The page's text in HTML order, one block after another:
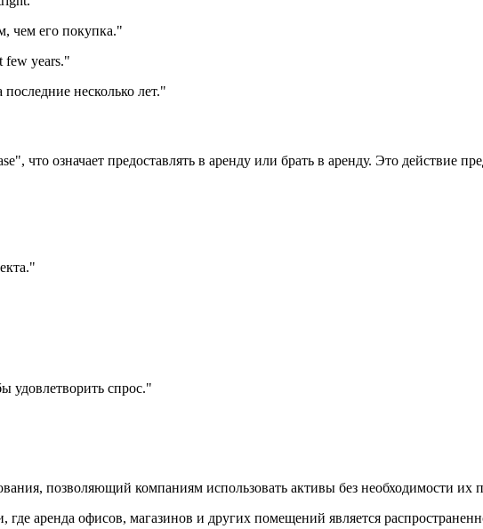
чем его покупка."
few years."
несколько лет."
что означает предоставлять в аренду или брать в аренду. Это действие
удовлетворить спрос."
позволяющий компаниям использовать активы без необходимости их
аренда офисов, магазинов и других помещений является